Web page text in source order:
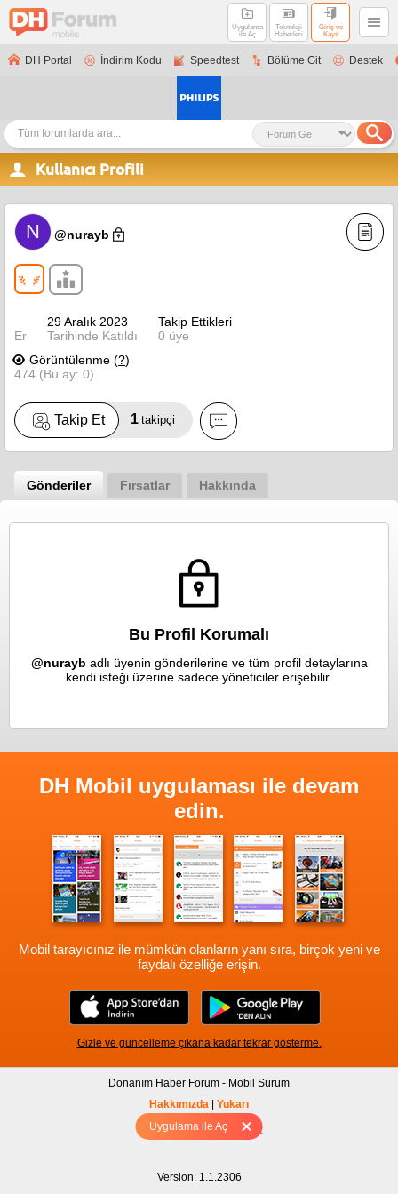
Uygulama
ile Aç
Uygulama ile Aç
Teknoloji
Haberleri
Giriş ve
Kayıt
DH Portal İndirim Kodu Speedtest Bölüme Git Destek
Kullanıcı Profili
N @nurayb
Er
29 Aralık 2023
Tarihinde Katıldı
Takip Ettikleri
0 üye
Görüntülenme (?)
474 (Bu ay: 0)
Takip Et 1 takipçi
Gönderiler Fırsatlar Hakkında
Bu Profil Korumalı
@nurayb adlı üyenin gönderilerine ve tüm profil detaylarına
kendi isteği üzerine sadece yöneticiler erişebilir.
DH Mobil uygulaması ile devam
edin.
Mobil tarayıcınız ile mümkün olanların yanı sıra, birçok yeni ve
faydalı özelliğe erişin.
Gizle ve güncelleme çıkana kadar tekrar gösterme.
Donanım Haber Forum - Mobil Sürüm
Hakkımızda | Yukarı
Tam sürüm için Tıklayınız
Version: 1.1.2306